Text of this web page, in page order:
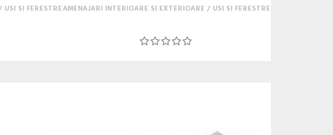
USI SI FERESTREAMENAJARI INTERIOARE SI EXTERIOARE USI SI FERESTRE